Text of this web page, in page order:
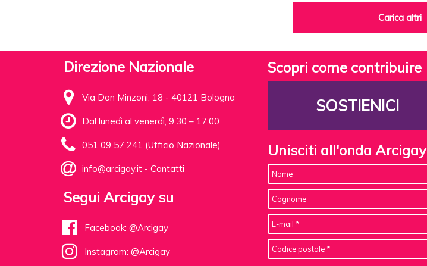
Carica altri
Direzione Nazionale
Via Don Minzoni, 18 - 40121 Bologna
Dal lunedì al venerdì, 9.30 – 17.00
051 09 57 241 (Ufficio Nazionale)
info@arcigay.it - Contatti
Segui Arcigay su
Facebook: @Arcigay
Instagram: @Arcigay
Scopri come contribuire
SOSTIENICI
Unisciti all'onda Arcigay